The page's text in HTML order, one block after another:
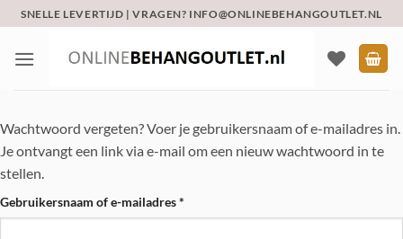
naar
inhoud
SNELLE LEVERTIJD | VRAGEN? INFO@ONLINEBEHANGOUTLET.NL
Wachtwoord vergeten? Voer je gebruikersnaam of e-mailadres in.
Je ontvangt een link via e-mail om een nieuw wachtwoord in te
stellen.
Gebruikersnaam of e-mailadres*